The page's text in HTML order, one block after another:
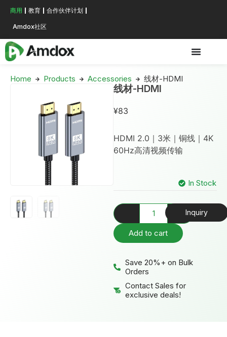
商用 教育 合作伙伴计划
Amdox社区
Home Products Accessories 线材-HDMI
线材-HDMI
¥83
HDMI 2.0｜3米｜铜线｜4K
60Hz高清视频传输
In Stock
Add to cart
Inquiry
Save 20%+ on Bulk
Orders
Contact Sales for
exclusive deals!